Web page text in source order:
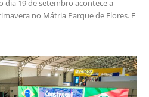
dia 19 de setembro acontece a
no Mátria Parque de Flores. E